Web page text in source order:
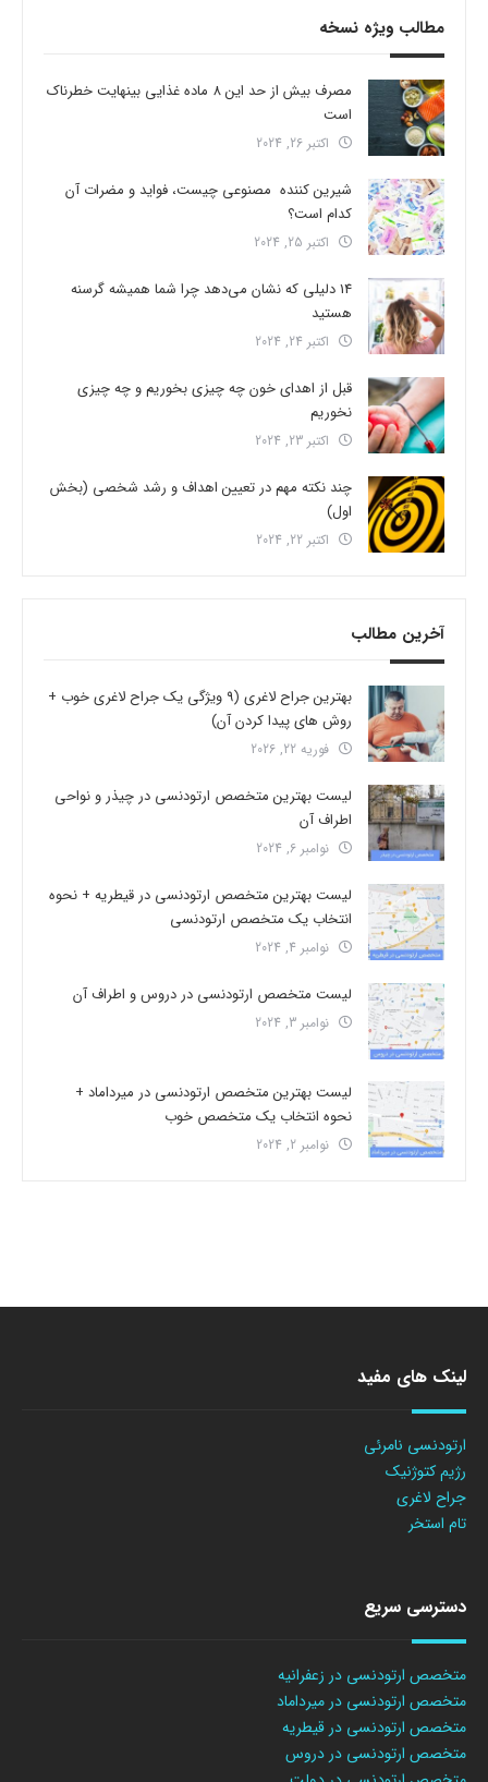
مطالب ویژه نسخه
مصرف بیش از حد این 8 ماده غذایی بینهایت خطرناک
است
اکتبر 26, 2024
شیرین کننده مصنوعی چیست، فواید و مضرات آن
کدام است؟
اکتبر 25, 2024
14 دلیلی که نشان می‌دهد چرا شما همیشه گرسنه
هستید
اکتبر 24, 2024
قبل از اهدای خون چه چیزی بخوریم و چه چیزی
نخوریم
اکتبر 23, 2024
چند نکته مهم در تعیین اهداف و رشد شخصی (بخش
اول)
اکتبر 22, 2024
آخرین مطالب
بهترین جراح لاغری (9 ویژگی یک جراح لاغری خوب +
روش های پیدا کردن آن)
فوریه 22, 2026
لیست بهترین متخصص ارتودنسی در چیذر و نواحی
اطراف آن
نوامبر 6, 2024
لیست بهترین متخصص ارتودنسی در قیطریه + نحوه
انتخاب یک متخصص ارتودنسی
نوامبر 4, 2024
لیست متخصص ارتودنسی در دروس و اطراف آن
نوامبر 3, 2024
لیست بهترین متخصص ارتودنسی در میرداماد +
نحوه انتخاب یک متخصص خوب
نوامبر 2, 2024
لینک های مفید
ارتودنسی نامرئی
رژیم کتوژنیک
جراح لاغری
تام استخر
دسترسی سریع
متخصص ارتودنسی در زعفرانیه
متخصص ارتودنسی در میرداماد
متخصص ارتودنسی در قیطریه
متخصص ارتودنسی در دروس